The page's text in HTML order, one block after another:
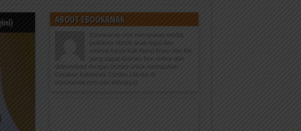
ABOUT EBOOKANAK
Ebookanak.com merupakan media
publikasi ebook anak legal dan
orisinal karya Kak Nurul Ihsan dan tim
yang dapat diakses free online dan
didownload dengan donasi untuk memajukan
Gerakan Indonesia Cerdas Literasi di
ebookanak.com dan elibrary.id.